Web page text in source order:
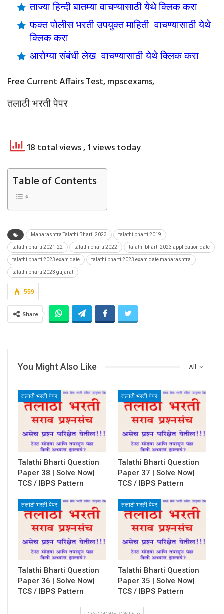
ताज्या हिन्दी बातम्या वाचण्यासाठी येथे क्लिक करा
फक्त पोलीस भरती उपयुक्त माहिती वाचण्यासाठी येथे
क्लिक करा
आरोग्या संबंधी लेख वाचण्यासाठी येथे क्लिक करा
Free Current Affairs Test, mpscexams,
तलाठी भरती पेपर
18 total views, 1 views today
Table of Contents
Maharashtra Talathi Bharti 2023 talathi bharti 2019
talathi bharti 2021-22 talathi bharti 2022 talathi bharti 2023 application date
talathi bharti 2023 exam date talathi bharti 2023 exam date maharashtra
talathi bharti 2023 gujarat
559
Share
All
You Might Also Like
तलाठी भरती पेपर
Talathi Bharti Question
Paper 38 | Solve Now|
TCS / IBPS Pattern
तलाठी भरती पेपर
Talathi Bharti Question
Paper 37 | Solve Now|
TCS / IBPS Pattern
तलाठी भरती पेपर
Talathi Bharti Question
Paper 36 | Solve Now|
TCS / IBPS Pattern
तलाठी भरती पेपर
Talathi Bharti Question
Paper 35 | Solve Now|
TCS / IBPS Pattern